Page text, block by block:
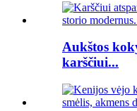
Aukštos
karščiui...